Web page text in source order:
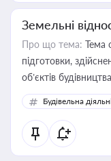
Земельні
Про що тема: Тема
підготовки,
об’єктів будівництва
Будівельна